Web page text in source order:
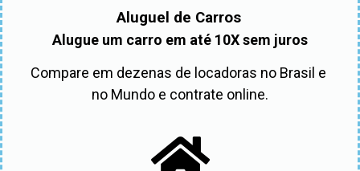
Aluguel de Carros
Alugue um carro em até 10X sem juros
Compare em dezenas de locadoras no Brasil e
no Mundo e contrate online.